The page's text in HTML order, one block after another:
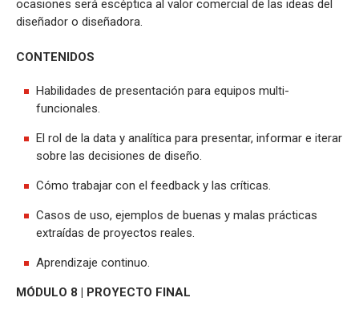
ocasiones será escéptica al valor comercial de las ideas del
diseñador o diseñadora.
CONTENIDOS
Habilidades de presentación para equipos multi-
funcionales.
El rol de la data y analítica para presentar, informar e iterar
sobre las decisiones de diseño.
Cómo trabajar con el feedback y las críticas.
Casos de uso, ejemplos de buenas y malas prácticas
extraídas de proyectos reales.
Aprendizaje continuo.
MÓDULO 8 | PROYECTO FINAL